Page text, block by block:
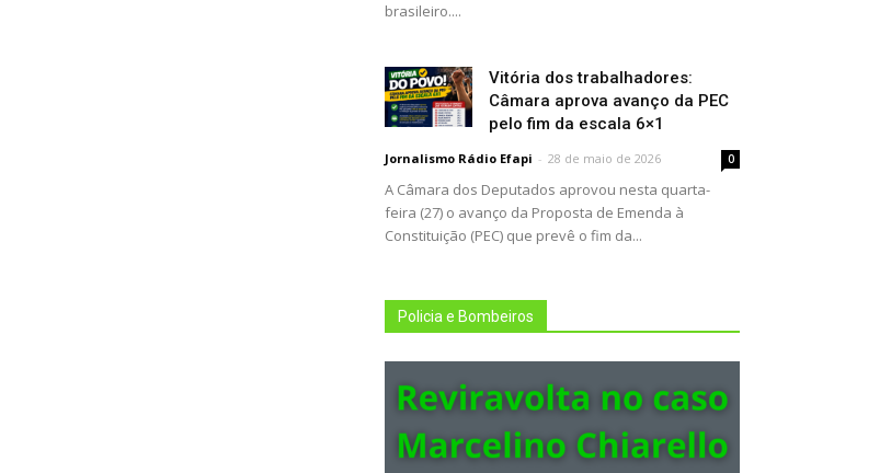
brasileiro....
Vitória dos trabalhadores:
Câmara aprova avanço da PEC
pelo fim da escala 6×1
Jornalismo Rádio Efapi - 28 de maio de 2026 0
A Câmara dos Deputados aprovou nesta quarta-
feira (27) o avanço da Proposta de Emenda à
Constituição (PEC) que prevê o fim da...
Policia e Bombeiros